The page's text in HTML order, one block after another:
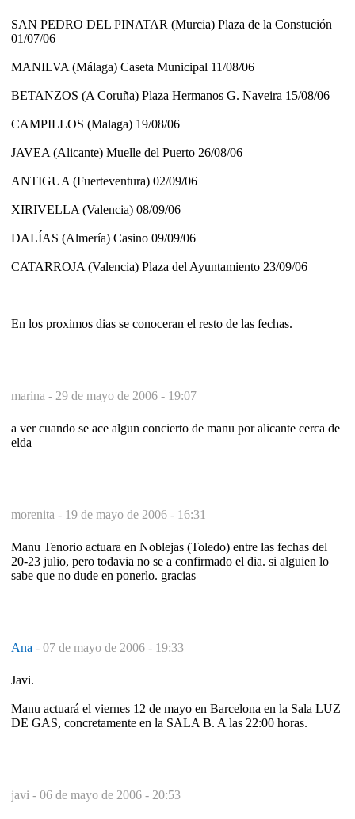
SAN PEDRO DEL PINATAR (Murcia) Plaza de la Constución
01/07/06
MANILVA (Málaga) Caseta Municipal 11/08/06
BETANZOS (A Coruña) Plaza Hermanos G. Naveira 15/08/06
CAMPILLOS (Malaga) 19/08/06
JAVEA (Alicante) Muelle del Puerto 26/08/06
ANTIGUA (Fuerteventura) 02/09/06
XIRIVELLA (Valencia) 08/09/06
DALÍAS (Almería) Casino 09/09/06
CATARROJA (Valencia) Plaza del Ayuntamiento 23/09/06
En los proximos dias se conoceran el resto de las fechas.
marina - 29 de mayo de 2006 - 19:07
a ver cuando se ace algun concierto de manu por alicante cerca de
elda
morenita - 19 de mayo de 2006 - 16:31
Manu Tenorio actuara en Noblejas (Toledo) entre las fechas del
20-23 julio, pero todavia no se a confirmado el dia. si alguien lo
sabe que no dude en ponerlo. gracias
Ana - 07 de mayo de 2006 - 19:33
Javi.
Manu actuará el viernes 12 de mayo en Barcelona en la Sala LUZ
DE GAS, concretamente en la SALA B. A las 22:00 horas.
javi - 06 de mayo de 2006 - 20:53